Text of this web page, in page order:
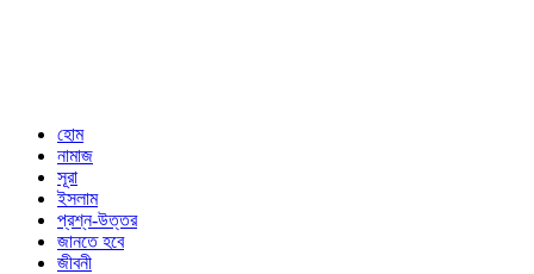
হোম
নামাজ
সূরা
ইসলাম
প্রশ্ন-উত্তর
জানতে হবে
জীবনী